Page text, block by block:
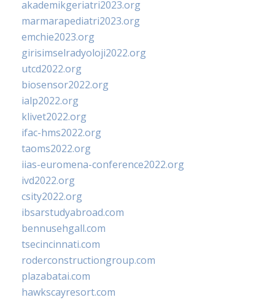
akademikgeriatri2023.org
marmarapediatri2023.org
emchie2023.org
girisimselradyoloji2022.org
utcd2022.org
biosensor2022.org
ialp2022.org
klivet2022.org
ifac-hms2022.org
taoms2022.org
iias-euromena-conference2022.org
ivd2022.org
csity2022.org
ibsarstudyabroad.com
bennusehgall.com
tsecincinnati.com
roderconstructiongroup.com
plazabatai.com
hawkscayresort.com